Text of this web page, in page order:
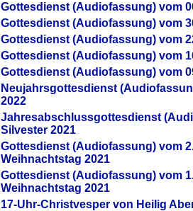
Gottesdienst (Audiofassung) vom
Gottesdienst (Audiofassung) vom
Gottesdienst (Audiofassung) vom
Gottesdienst (Audiofassung) vom
Gottesdienst (Audiofassung) vom
Neujahrsgottesdienst
2022
Jahresabschlussgottesdienst
Silvester 2021
Gottesdienst (Audiofassung) vom
Weihnachtstag 2021
Gottesdienst (Audiofassung) vom
Weihnachtstag 2021
17-Uhr-Christvesper von Heilig